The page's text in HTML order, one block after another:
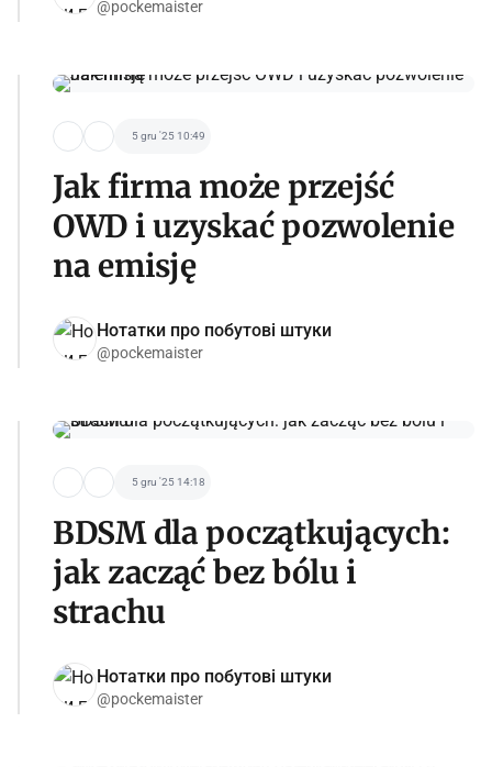
@pockemaister
5 gru '25 10:49
Jak firma może przejść
OWD i uzyskać pozwolenie
na emisję
Нотатки про побутові штуки
@pockemaister
5 gru '25 14:18
BDSM dla początkujących:
jak zacząć bez bólu i
strachu
Нотатки про побутові штуки
@pockemaister